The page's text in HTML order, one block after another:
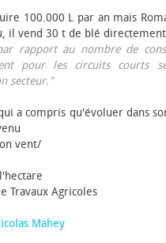
100.000 L par an mais
il vend 30 t de blé
rapport au nombre de
pour les circuits courts
secteur."
a compris qu'évoluer dans
vent/
Travaux Agricoles
Mahey